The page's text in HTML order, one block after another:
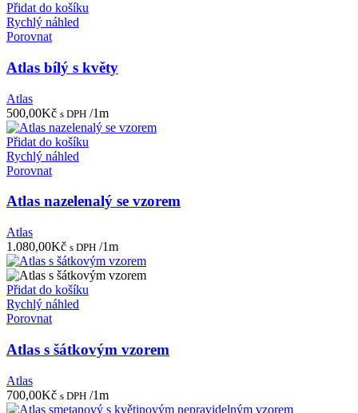
Přidat do košíku
Rychlý náhled
Porovnat
Atlas bílý s květy
Atlas
500,00Kč s DPH /1m
Přidat do košíku
Rychlý náhled
Porovnat
Atlas nazelenalý se vzorem
Atlas
1.080,00Kč s DPH /1m
Přidat do košíku
Rychlý náhled
Porovnat
Atlas s šátkovým vzorem
Atlas
700,00Kč s DPH /1m